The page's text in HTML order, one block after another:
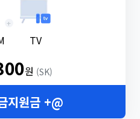
+
TV
원 (SK)
지원금 +@